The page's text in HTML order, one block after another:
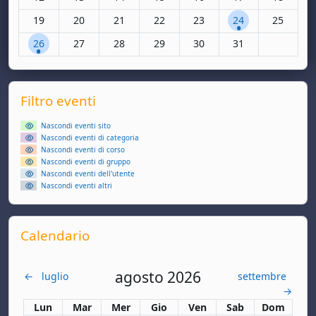
Nessun evento, lunedì 19 maggio
19 Nessun evento, martedì 20 maggio
20 Nessun evento, mercoledì 21 maggio
21 Nessun evento, giovedì 22 maggio
22 Nessun evento, venerdì
23 1 evento, sabato
24 Nessun
25
1 evento, lunedì 26 maggio
26 Nessun evento, martedì 27 maggio
27 Nessun evento, mercoledì 28 maggio
28 Nessun evento, giovedì 29 maggio
29 Nessun evento, venerdì
30 Nessun evento,
31
Supplementary blocks
Salta Filtro eventi
Filtro eventi
Nascondi eventi sito
Nascondi eventi di categoria
Nascondi eventi di corso
Nascondi eventi di gruppo
Nascondi eventi dell'utente
Nascondi eventi altri
Salta Calendario
Calendario
← luglio agosto 2026
settembre
→
Lunedi
Lun Martedì
Mar Mercoledì
Mer Giovedì
Gio Venerdì
Ven Sabato
Sab Domenica
Dom